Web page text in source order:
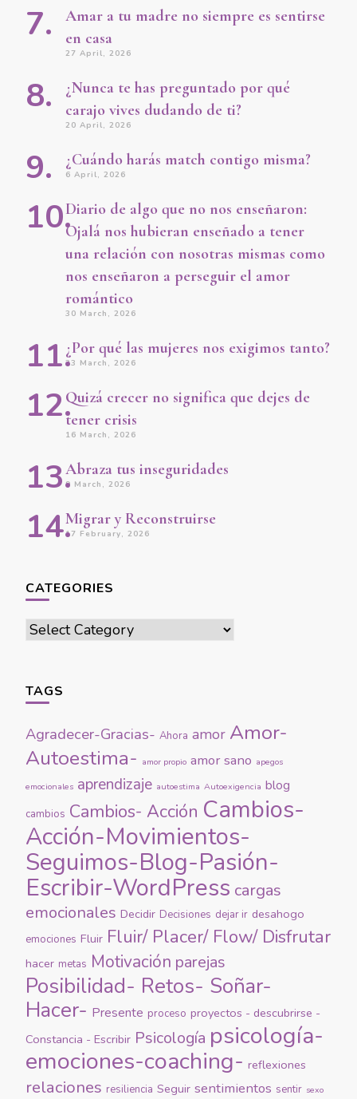
Amar a tu madre no siempre es sentirse
en casa
27 April, 2026
¿Nunca te has preguntado por qué
carajo vives dudando de ti?
20 April, 2026
¿Cuándo harás match contigo misma?
6 April, 2026
Diario de algo que no nos enseñaron:
Ojalá nos hubieran enseñado a tener
una relación con nosotras mismas como
nos enseñaron a perseguir el amor
romántico
30 March, 2026
¿Por qué las mujeres nos exigimos tanto?
23 March, 2026
Quizá crecer no significa que dejes de
tener crisis
16 March, 2026
Abraza tus inseguridades
9 March, 2026
Migrar y Reconstruirse
17 February, 2026
CATEGORIES
Categories
TAGS
Agradecer-Gracias- Ahora amor Amor-
Autoestima- amor propio amor sano apegos
emocionales aprendizaje autoestima Autoexigencia blog
cambios Cambios- Acción Cambios-
Acción-Movimientos-
Seguimos-Blog-Pasión-
Escribir-WordPress cargas
emocionales Decidir Decisiones dejar ir desahogo
emociones Fluir Fluir/ Placer/ Flow/ Disfrutar
hacer metas Motivación parejas
Posibilidad- Retos- Soñar-
Hacer- Presente proceso proyectos - descubrirse -
Constancia - Escribir Psicología psicología-
emociones-coaching- reflexiones
relaciones resiliencia Seguir sentimientos sentir sexo